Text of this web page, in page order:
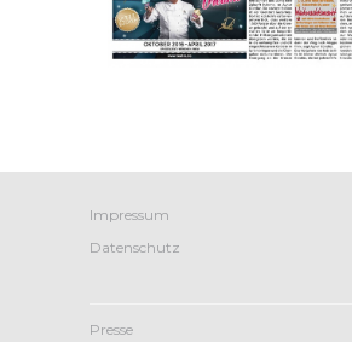
Impressum
Datenschutz
Presse